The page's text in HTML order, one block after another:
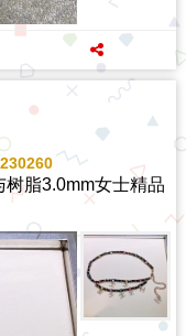
树脂3.0mm女士精品